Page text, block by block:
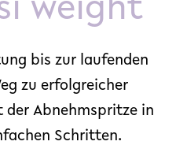
weight
bis zur laufenden
zu erfolgreicher
Abnehmspritze in
Schritten.